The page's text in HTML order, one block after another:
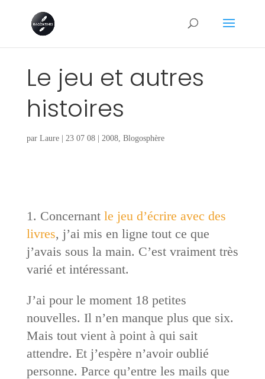
Le jeu et autres
histoires
par Laure| 23 07 08| 2008, Blogosphère
1. Concernant le jeu d’écrire avec des
livres, j’ai mis en ligne tout ce que
j’avais sous la main. C’est vraiment très
varié et intéressant.
J’ai pour le moment 18 petites
nouvelles. Il n’en manque plus que six.
Mais tout vient à point à qui sait
attendre. Et j’espère n’avoir oublié
personne. Parce qu’entre les mails que